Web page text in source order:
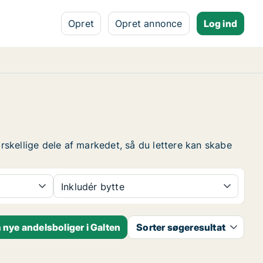
Opret Opret annonce Log ind
dele af markedet, så du lettere kan skabe
Inkludér bytte
nye andelsboliger i Galten Sorter søgeresultat